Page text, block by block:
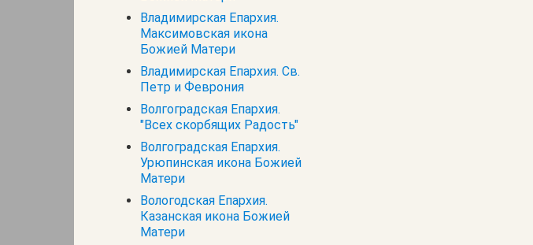
Владимирская Епархия.
Максимовская икона
Божией Матери
Владимирская Епархия. Св.
Петр и Феврония
Волгоградская Епархия.
"Всех скорбящих Радость"
Волгоградская Епархия.
Урюпинская икона Божией
Матери
Вологодская Епархия.
Казанская икона Божией
Матери